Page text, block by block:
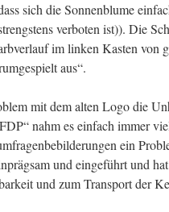
sich die Son­nen­blu­me
ver­bo­ten ist)). Die
im lin­ken Kas­ten von
aus“.
mit dem alten Logo die
nahm es ein­fach immer
ein
und ein­ge­führt und
und zum Trans­port der